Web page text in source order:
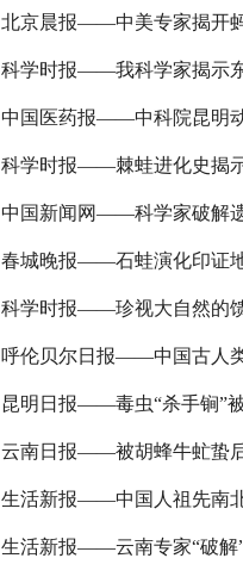
北京晨报——中美专家揭开
科学时报——我科学家揭示
中国医药报——中科院昆明
科学时报——棘蛙进化史揭
中国新闻网——科学家破解
春城晚报——石蛙演化印证
科学时报——珍视大自然的
呼伦贝尔日报——中国古人
昆明日报——毒虫“杀手锏”
云南日报——被胡蜂牛虻蛰
生活新报——中国人祖先南
生活新报——云南专家“破解